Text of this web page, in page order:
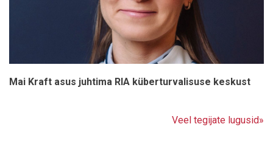
Mai Kraft asus juhtima RIA küberturvalisuse keskust
Veel tegijate lugusid»